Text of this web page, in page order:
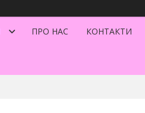
ПРО НАС КОНТАКТИ